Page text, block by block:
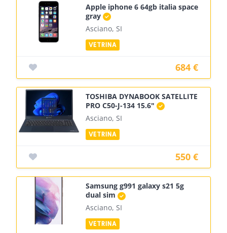
Apple iphone 6 64gb italia space
gray
Asciano, SI
684 €
TOSHIBA DYNABOOK SATELLITE
PRO C50-J-134 15.6"
Asciano, SI
550 €
Samsung g991 galaxy s21 5g
dual sim
Asciano, SI